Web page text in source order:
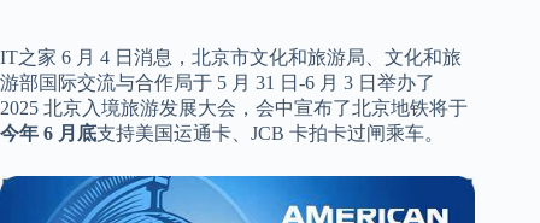
IT之家 6 月 4 日消息，北京市文化和旅游局、文化和旅
游部国际交流与合作局于 5 月 31 日-6 月 3 日举办了
2025 北京入境旅游发展大会，会中宣布了北京地铁将于
今年 6 月底支持美国运通卡、JCB 卡拍卡过闸乘车。